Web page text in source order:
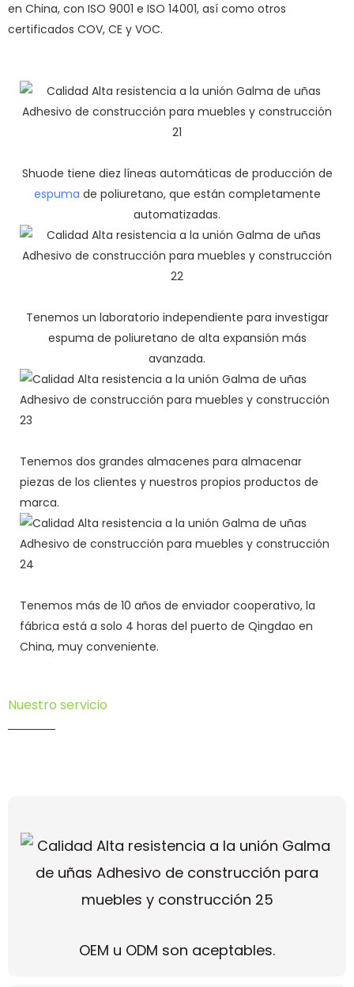
en China, con ISO 9001 e ISO 14001, así como otros
certificados COV, CE y VOC.
Shuode tiene diez líneas automáticas de producción de
espuma de poliuretano, que están completamente
automatizadas.
Tenemos un laboratorio independiente para investigar
espuma de poliuretano de alta expansión más
avanzada.
Tenemos dos grandes almacenes para almacenar
piezas de los clientes y nuestros propios productos de
marca.
Tenemos más de 10 años de enviador cooperativo, la
fábrica está a solo 4 horas del puerto de Qingdao en
China, muy conveniente.
Nuestro servicio
OEM u ODM son aceptables.